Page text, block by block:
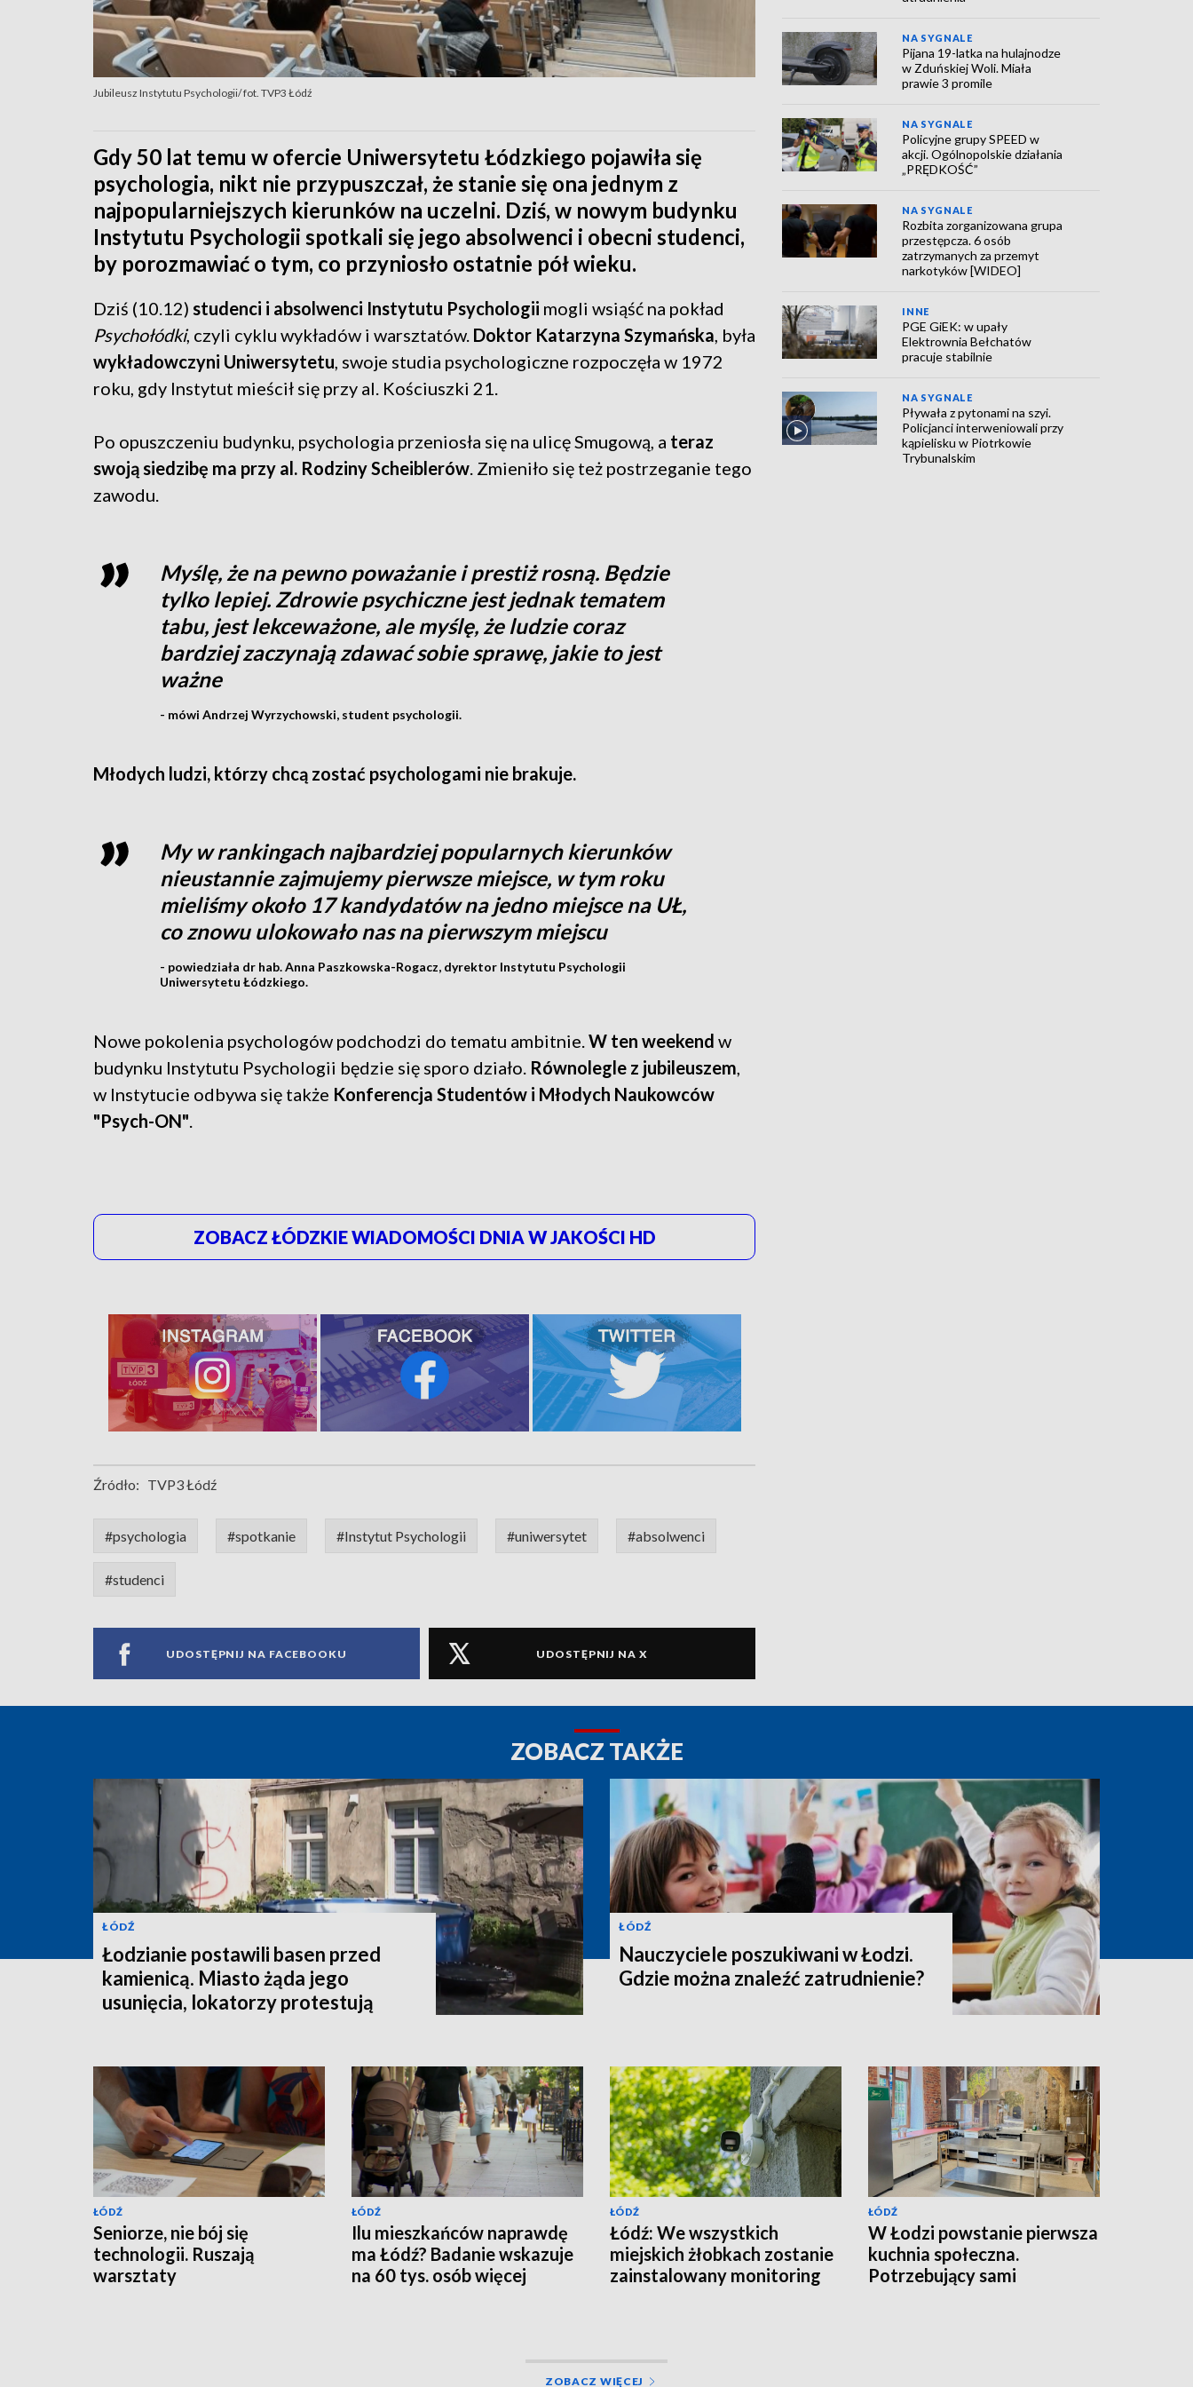
Jubileusz Instytutu Psychologii/ fot. TVP3 Łódź
Gdy 50 lat temu w ofercie Uniwersytetu Łódzkiego pojawiła się
psychologia, nikt nie przypuszczał, że stanie się ona jednym z
najpopularniejszych kierunków na uczelni. Dziś, w nowym budynku
Instytutu Psychologii spotkali się jego absolwenci i obecni studenci,
by porozmawiać o tym, co przyniosło ostatnie pół wieku.
Dziś (10.12) studenci i absolwenci Instytutu Psychologii mogli wsiąść na pokład
Psychołódki, czyli cyklu wykładów i warsztatów. Doktor Katarzyna Szymańska , była
wykładowczyni Uniwersytetu , swoje studia psychologiczne rozpoczęła w 1972
roku, gdy Instytut mieścił się przy al. Kościuszki 21.
Po opuszczeniu budynku, psychologia przeniosła się na ulicę Smugową, a teraz
swoją siedzibę ma przy al. Rodziny Scheiblerów . Zmieniło się też postrzeganie tego
zawodu.
Myślę, że na pewno poważanie i prestiż rosną. Będzie
tylko lepiej. Zdrowie psychiczne jest jednak tematem
tabu, jest lekceważone, ale myślę, że ludzie coraz
bardziej zaczynają zdawać sobie sprawę, jakie to jest
ważne
- mówi Andrzej Wyrzychowski, student psychologii.
Młodych ludzi, którzy chcą zostać psychologami nie brakuje.
My w rankingach najbardziej popularnych kierunków
nieustannie zajmujemy pierwsze miejsce, w tym roku
mieliśmy około 17 kandydatów na jedno miejsce na UŁ,
co znowu ulokowało nas na pierwszym miejscu
- powiedziała dr hab. Anna Paszkowska-Rogacz, dyrektor Instytutu Psychologii
Uniwersytetu Łódzkiego.
Nowe pokolenia psychologów podchodzi do tematu ambitnie. W ten weekend w
budynku Instytutu Psychologii będzie się sporo działo. Równolegle z jubileuszem
w Instytucie odbywa się także Konferencja Studentów i Młodych Naukowców
"Psych-ON"
ZOBACZ ŁÓDZKIE WIADOMOŚCI DNIA W JAKOŚCI HD
Źródło: TVP3 Łódź
#psychologia #spotkanie #Instytut Psychologii #uniwersytet #absolwenci
#studenci
UDOSTĘPNIJ NA FACEBOOKU UDOSTĘPNIJ NA X
NA SYGNALE
Pijana 19-latka na hulajnodze
w Zduńskiej Woli. Miała
prawie 3 promile
NA SYGNALE
Policyjne grupy SPEED w
akcji. Ogólnopolskie działania
„PRĘDKOŚĆ”
NA SYGNALE
Rozbita zorganizowana grupa
przestępcza. 6 osób
zatrzymanych za przemyt
narkotyków [WIDEO]
INNE
PGE GiEK: w upały
Elektrownia Bełchatów
pracuje stabilnie
NA SYGNALE
Pływała z pytonami na szyi.
Policjanci interweniowali przy
kąpielisku w Piotrkowie
Trybunalskim
ZOBACZ TAKŻE
ŁÓDŹ
Łodzianie postawili basen przed
kamienicą. Miasto żąda jego
usunięcia, lokatorzy protestują
ŁÓDŹ
Nauczyciele poszukiwani w Łodzi.
Gdzie można znaleźć zatrudnienie?
ŁÓDŹ
Seniorze, nie bój się
technologii. Ruszają
warsztaty
ŁÓDŹ
Ilu mieszkańców naprawdę
ma Łódź? Badanie wskazuje
na 60 tys. osób więcej
ŁÓDŹ
Łódź: We wszystkich
miejskich żłobkach zostanie
zainstalowany monitoring
ŁÓDŹ
W Łodzi powstanie pierwsza
kuchnia społeczna.
Potrzebujący sami
ZOBACZ WIĘCEJ